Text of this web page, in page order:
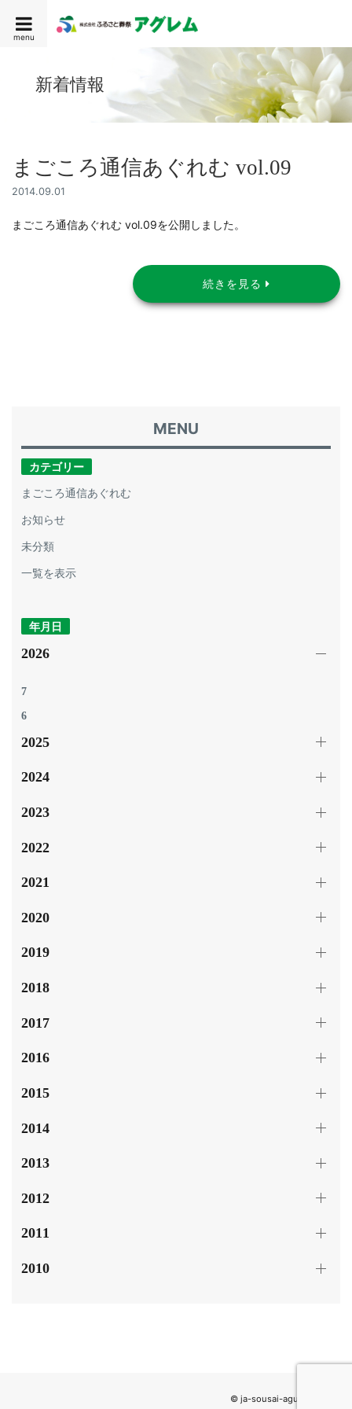
menu
新着情報
まごころ通信あぐれむ vol.09
2014.09.01
まごころ通信あぐれむ vol.09を公開しました。
続きを見る
カテゴリー
まごころ通信あぐれむ
お知らせ
未分類
一覧を表示
年月日
2026
7
6
2025
2024
2023
2022
2021
2020
2019
2018
2017
2016
2015
2014
2013
2012
2011
2010
© ja-sousai-agulemu.com